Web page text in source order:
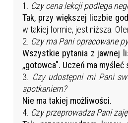
1. Czy cena lekcji podlega
Tak, przy większej liczbie
w takiej formie, jest niższa.
2. Czy ma Pani opracowane
Wszystkie pytania z jawnej
,,gotowca". Uczeń ma
3. Czy udostępni mi Pani
spotkaniem?
Nie ma takiej możliwości.
4. Czy przeprowadza Pani